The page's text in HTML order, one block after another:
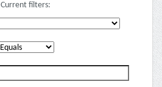
Current filters: